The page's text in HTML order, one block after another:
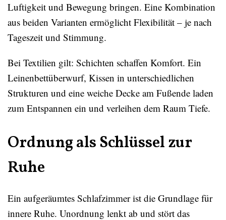
Luftigkeit und Bewegung bringen. Eine Kombination
aus beiden Varianten ermöglicht Flexibilität – je nach
Tageszeit und Stimmung.
Bei Textilien gilt: Schichten schaffen Komfort. Ein
Leinenbettüberwurf, Kissen in unterschiedlichen
Strukturen und eine weiche Decke am Fußende laden
zum Entspannen ein und verleihen dem Raum Tiefe.
Ordnung als Schlüssel zur
Ruhe
Ein aufgeräumtes Schlafzimmer ist die Grundlage für
innere Ruhe. Unordnung lenkt ab und stört das